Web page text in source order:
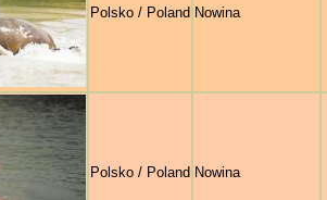
Polsko / Poland Nowina
Polsko / Poland Nowina